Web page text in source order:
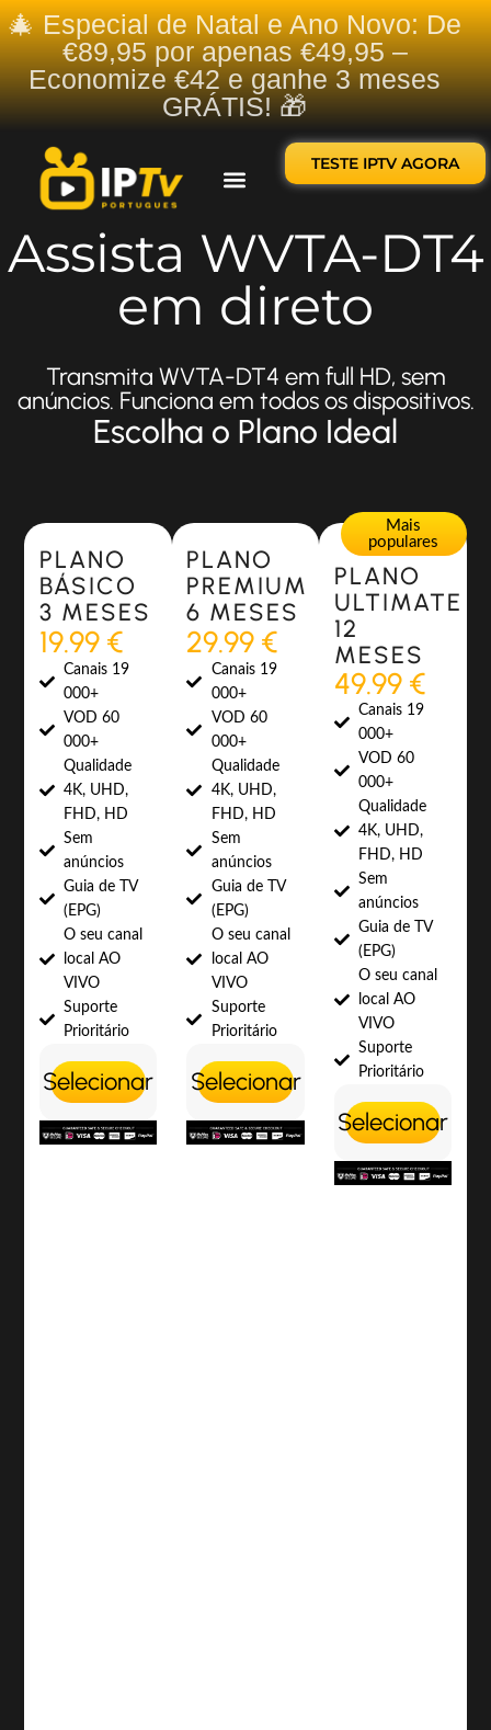
🎄 Especial de Natal e Ano Novo: De
€89,95 por apenas €49,95 –
Economize €42 e ganhe 3 meses
GRÁTIS! 🎁
TESTE IPTV AGORA
Assista WVTA-DT4
em direto
Transmita WVTA-DT4 em full HD, sem
anúncios. Funciona em todos os dispositivos.
Escolha o Plano Ideal
Most Popular
PLANO
BÁSICO
3 MESES
19.99 €
Canais 19
000+
VOD 60
000+
Qualidade
4K, UHD,
FHD, HD
Sem
anúncios
Guia de TV
(EPG)
O seu canal
local AO
VIVO
Suporte
Prioritário
Selecionar
Most Popular
PLANO
PREMIUM
6 MESES
29.99 €
Canais 19
000+
VOD 60
000+
Qualidade
4K, UHD,
FHD, HD
Sem
anúncios
Guia de TV
(EPG)
O seu canal
local AO
VIVO
Suporte
Prioritário
Selecionar
Mais
populares
PLANO
ULTIMATE
12
MESES
49.99 €
Canais 19
000+
VOD 60
000+
Qualidade
4K, UHD,
FHD, HD
Sem
anúncios
Guia de TV
(EPG)
O seu canal
local AO
VIVO
Suporte
Prioritário
Selecionar